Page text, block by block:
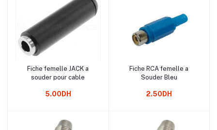
Ajouter au panier
Fiche femelle JACK a
souder pour cable
5.00DH
Ajouter au panier
Fiche RCA femelle a
Souder Bleu
2.50DH